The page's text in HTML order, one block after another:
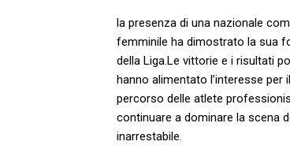
la presenza ⁤di una nazionale
femminile ha dimostrato‌ la sua
della ⁣Liga.Le vittorie e ​i risultati
hanno alimentato l’interesse
percorso delle atlete
continuare a dominare la⁤ scena
⁤inarrestabile.